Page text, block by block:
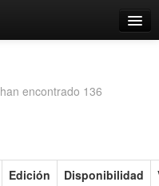
encontrado 136
Edición Disponibilidad